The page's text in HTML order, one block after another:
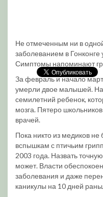
Не отмеченным ни в
заболеванием в
Симптомы напоминают
За февраль и начало
умерли двое малышей. На
семилетний ребенок,
мозга. Пятеро
врачей.
Пока никто из медиков не
вспышкам с птичьим
2003 года. Назвать
может. Власти
заболевания и даже
каникулы на 10 дней